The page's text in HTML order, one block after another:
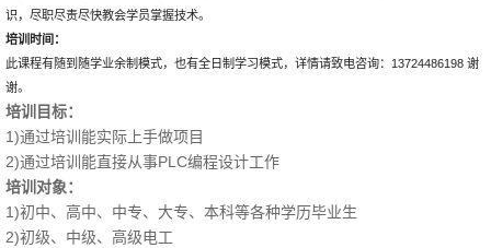
识，尽职尽责尽快教会学员掌握技术。
培训 时间 ：
此课程有随到随学业余制模式，也有全日制学习模式，详情请致电咨询：13724486198 谢
谢。
培训目标：
1)通过培训能实际上手做项目
2)通过培训能直接从事PLC编程设计工作
培训对象：
1)初中、高中、中专、大专、本科等各种学历毕业生
2)初级、中级、高级电工